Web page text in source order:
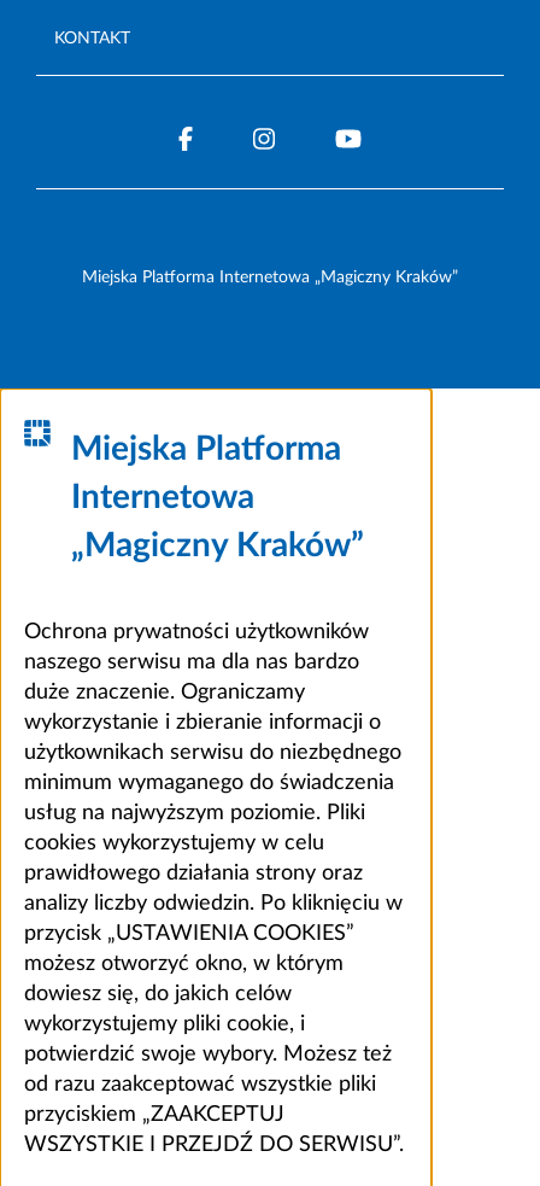
KONTAKT
Miejska Platforma Internetowa „Magiczny Kraków”
Miejska Platforma
Internetowa
„Magiczny Kraków”
Ochrona prywatności użytkowników
naszego serwisu ma dla nas bardzo
duże znaczenie. Ograniczamy
wykorzystanie i zbieranie informacji o
użytkownikach serwisu do niezbędnego
minimum wymaganego do świadczenia
usług na najwyższym poziomie. Pliki
cookies wykorzystujemy w celu
prawidłowego działania strony oraz
analizy liczby odwiedzin. Po kliknięciu w
przycisk „USTAWIENIA COOKIES”
możesz otworzyć okno, w którym
dowiesz się, do jakich celów
wykorzystujemy pliki cookie, i
potwierdzić swoje wybory. Możesz też
od razu zaakceptować wszystkie pliki
przyciskiem „ZAAKCEPTUJ
WSZYSTKIE I PRZEJDŹ DO SERWISU”.